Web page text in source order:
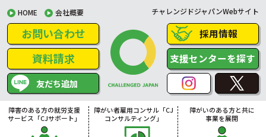
HOME 会社概要 チャレンジドジャパンWebサイト
お問い合わせ
資料請求
友だち追加
採用情報
支援センターを探す
障害のある方の就労支援
サービス「CJサポート」
障がい者雇用コンサル「CJ
コンサルティング」
障がいのある方と共に
事業を展開